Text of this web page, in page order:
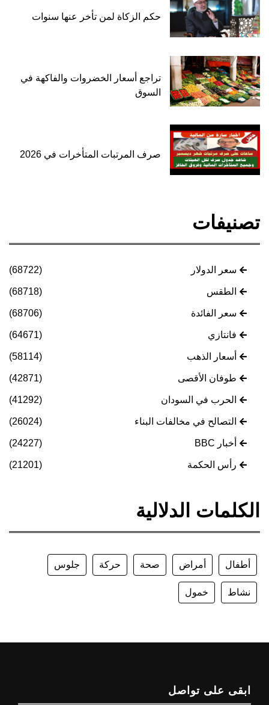
حكم الزكاة لمن تأخر عنها سنوات
تراجع أسعار الخضروات والفاكهة في
السوق
صرف المرتبات المتأخرات في 2026
تصنيفات
سعر الدولار (68722)
الطقس (68718)
سعر الفائدة (68706)
فانتازي (64671)
أسعار الذهب (58114)
طوفان الأقصى (42871)
الحرب في السودان (41292)
التصالح في مخالفات البناء (26024)
أخبار BBC (24227)
رأس الحكمة (21201)
الكلمات الدلالية
أطفال أمراض صحة حركة جلوس
نشاط خمول
ابقى على تواصل